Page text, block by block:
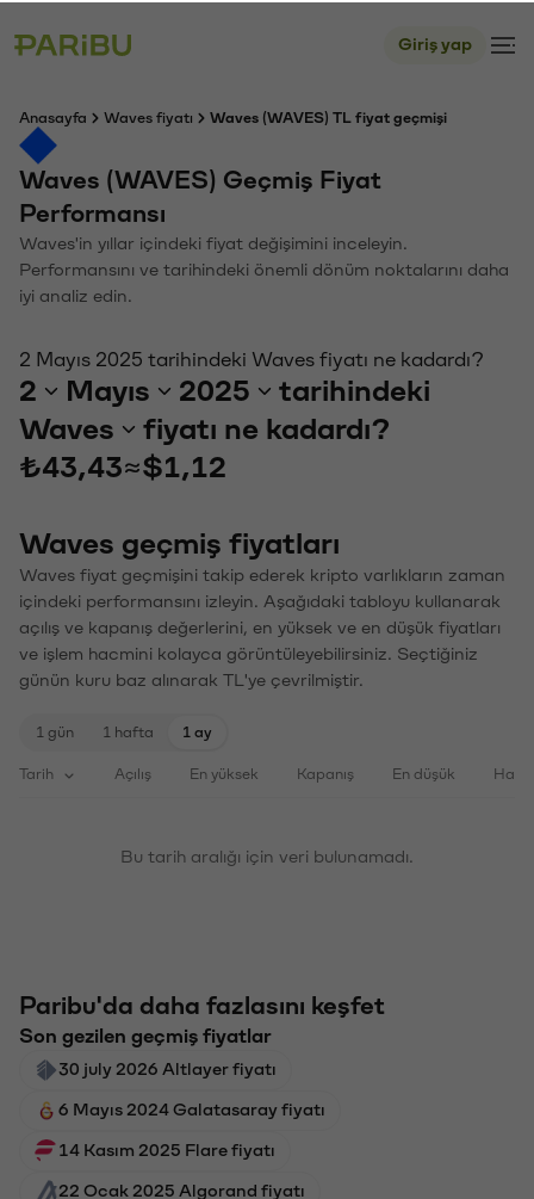
Giriş yap
Anasayfa Waves fiyatı Waves (WAVES) TL fiyat geçmişi
Waves (WAVES) Geçmiş Fiyat
Performansı
Waves'in yıllar içindeki fiyat değişimini inceleyin.
Performansını ve tarihindeki önemli dönüm noktalarını daha
iyi analiz edin.
2 Mayıs 2025 tarihindeki Waves fiyatı ne kadardı?
2 Mayıs 2025
tarihindeki
Waves
fiyatı ne kadardı?
₺43,43≈$1,12
Waves geçmiş fiyatları
Waves fiyat geçmişini takip ederek kripto varlıkların zaman
içindeki performansını izleyin. Aşağıdaki tabloyu kullanarak
açılış ve kapanış değerlerini, en yüksek ve en düşük fiyatları
ve işlem hacmini kolayca görüntüleyebilirsiniz. Seçtiğiniz
günün kuru baz alınarak TL'ye çevrilmiştir.
1 gün 1 hafta 1 ay
Tarih Açılış En yüksek Kapanış En düşük
Bu tarih aralığı için veri bulunamadı.
Paribu'da daha fazlasını keşfet
Son gezilen geçmiş fiyatlar
30 july 2026 Altlayer fiyatı
6 Mayıs 2024 Galatasaray fiyatı
14 Kasım 2025 Flare fiyatı
22 Ocak 2025 Algorand fiyatı